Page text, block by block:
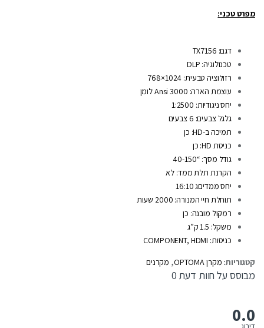
מפרט טכני:
דגם: TX7156
טכנולוגיה: DLP
רזולוציה טבעית: 1024×768
עוצמת הארה: 3000 Ansi לומן
יחס ניגודיות: 1:2500
גלגל צבעים: 6 צבעים
תמיכה ב-HD: כן
כניסת HD: כן
גודל מסך: “40-150
הקרנת תלת ממד: לא
יחס ממדיםג 16:10
תוחלת חיי המנורה: 2000 שעות
רמקול מובנה: כן
משקל: 1.5 ק”ג
כניסות: COMPONENT, HDMI
קטגוריות: מקרן OPTOMA , מקרנים
מבוסס על חוות דעת 0
0.0